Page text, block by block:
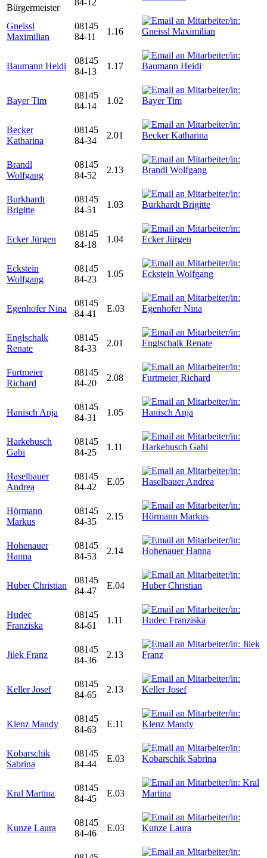
Bürgermeister
84-12
Gneissl
Maximilian
08145
84-11
1.16
Baumann Heidi
08145
84-13
1.17
Bayer Tim
08145
84-14
1.02
Becker
Katharina
08145
84-34
2.01
Brandl
Wolfgang
08145
84-52
2.13
Burkhardt
Brigitte
08145
84-51
1.03
Ecker Jürgen
08145
84-18
1.04
Eckstein
Wolfgang
08145
84-23
1.05
Egenhofer Nina
08145
84-41
E.03
Englschalk
Renate
08145
84-33
2.01
Furtmeier
Richard
08145
84-20
2.08
Hanisch Anja
08145
84-31
1.05
Harkebusch
Gabi
08145
84-25
1.11
Haselbauer
Andrea
08145
84-42
E.05
Hörmann
Markus
08145
84-35
2.15
Hohenauer
Hanna
08145
84-53
2.14
Huber Christian
08145
84-47
E.04
Hudec
Franziska
08145
84-61
1.11
Jilek Franz
08145
84-36
2.13
Keller Josef
08145
84-65
2.13
Klenz Mandy
08145
84-63
E.11
Kobarschik
Sabrina
08145
84-44
E.03
Kral Martina
08145
84-45
E.03
Kunze Laura
08145
84-46
E.03